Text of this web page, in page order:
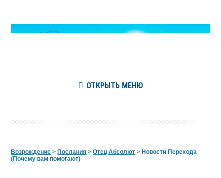
ОТКРЫТЬ МЕНЮ
Возрождение >Послания >Отец Абсолют >Новости Перехода
(Почему вам помогают)